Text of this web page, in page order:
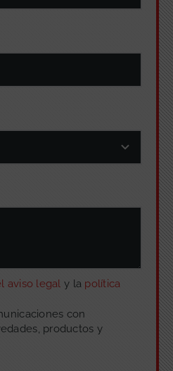
aviso legaly la política
con
productos y